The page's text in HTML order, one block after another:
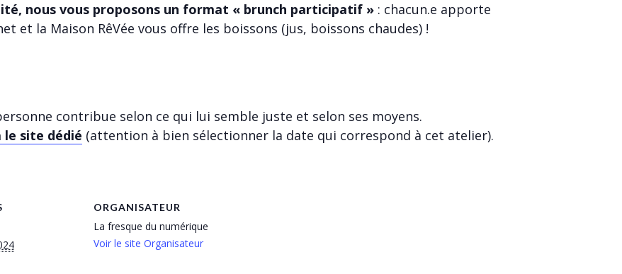
nous vous proposons un format « brunch participatif » : chacun.e apporte
et la Maison RêVée vous offre les boissons (jus, boissons chaudes) !
contribue selon ce qui lui semble juste et selon ses moyens.
le site dédié (attention à bien sélectionner la date qui correspond à cet atelier).
ORGANISATEUR
La fresque du numérique
Voir le site Organisateur